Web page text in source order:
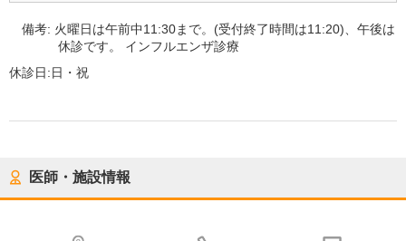
備考: 火曜日は午前中11:30まで。(受付終了時間は11:20)、午後は
休診です。 インフルエンザ診療
休診日:日・祝
医師・施設情報